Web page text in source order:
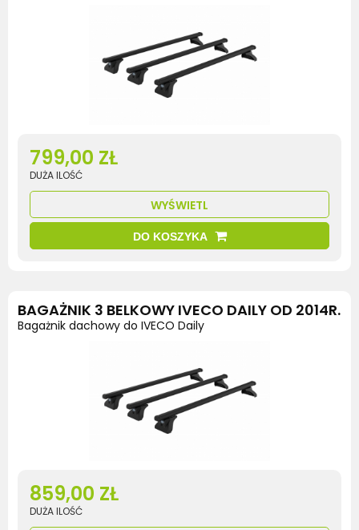
799,00 ZŁ
DUŻA ILOŚĆ
WYŚWIETL
DO KOSZYKA
BAGAŻNIK 3 BELKOWY IVECO DAILY OD 2014R.
Bagażnik dachowy do IVECO Daily
859,00 ZŁ
DUŻA ILOŚĆ